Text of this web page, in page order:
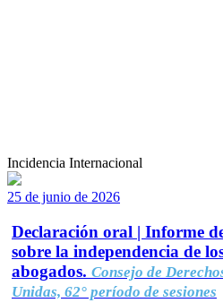
Incidencia Internacional
25 de junio de 2026
Declaración oral | Informe
sobre la independencia de
abogados. Consejo de
Unidas, 62° período de sesiones